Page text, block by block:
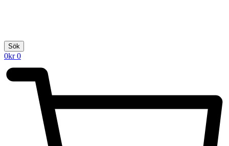
Sök
0kr 0